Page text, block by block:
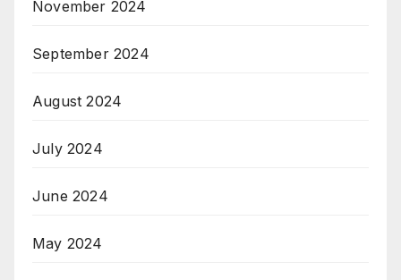
November 2024
September 2024
August 2024
July 2024
June 2024
May 2024